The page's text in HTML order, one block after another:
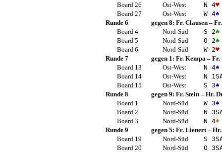
Board 26
Ost-West N 4♥
Board 27
Ost-West W 4♠
Runde 6
gegen 8: Fr. Clausen –
Board 4
Nord-Süd S 2♣
Board 5
Nord-Süd O 2♣
Board 6
Nord-Süd W 2♥
Runde 7
gegen 1: Fr. Kempa – Fr.
Board 13
Ost-West N 4♠
Board 14
Ost-West N 1
Board 15
Ost-West S 3♠
Runde 8
gegen 9: Fr. Stein – Hr.
Board 1
Nord-Süd W 3♠
Board 2
Nord-Süd N 3
Board 3
Nord-Süd N 4♦
Runde 9
gegen 5: Fr. Lienert –
Board 19
Nord-Süd S 3
Board 20
Nord-Süd O 3